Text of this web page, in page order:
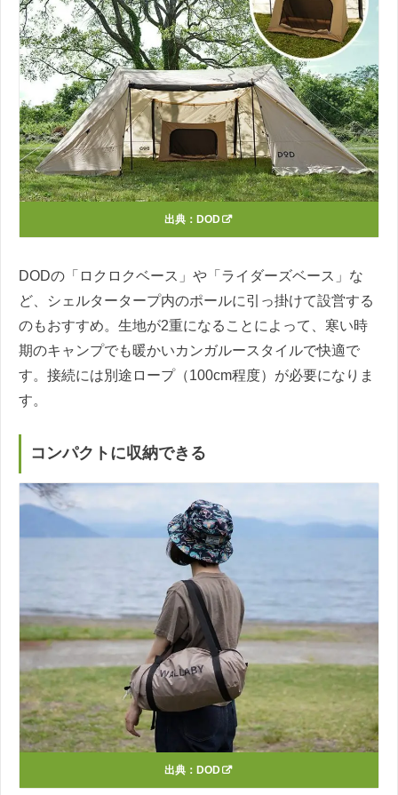
出典： DOD
DODの「ロクロクベース」や「ライダーズベース」な
ど、シェルタータープ内のポールに引っ掛けて設営する
のもおすすめ。生地が2重になることによって、寒い時
期のキャンプでも暖かいカンガルースタイルで快適で
す。接続には別途ロープ（100cm程度）が必要になりま
す。
コンパクトに収納できる
出典： DOD